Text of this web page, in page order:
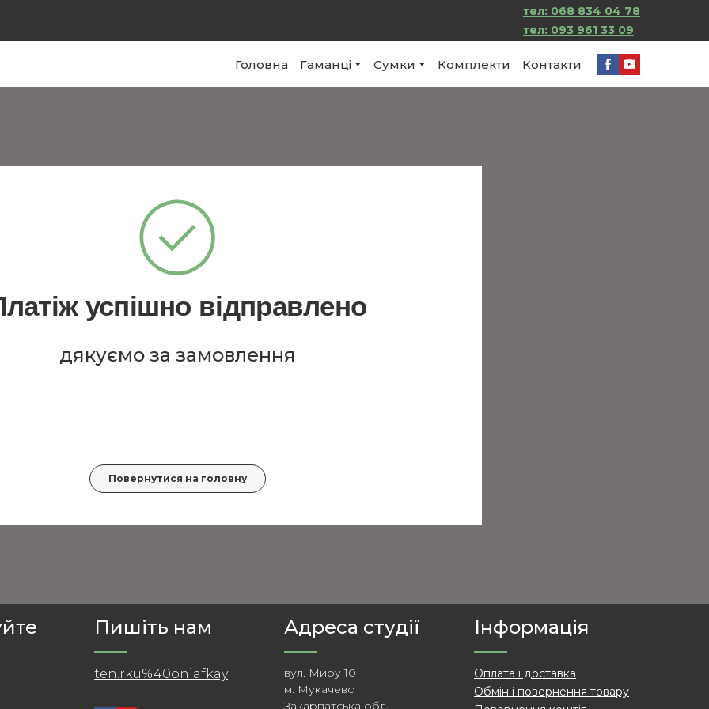
тел: 068 834 04 78
тел: 093 961 33 09
Головна Гаманці Сумки Комплекти Контакти
успішно відправлено
дякуємо за замовлення
Повернутися на головну
Пишіть нам
ten.rku%40oniafkay
Адреса студії
вул. Миру 10
м. Мукачево
Закарпатська обл.
Інформація
Оплата і доставка
Обмін і повернення товару